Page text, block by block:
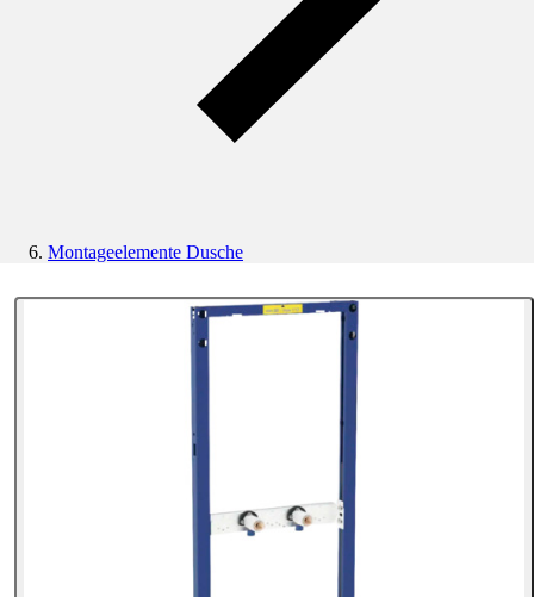
Montageelemente Dusche